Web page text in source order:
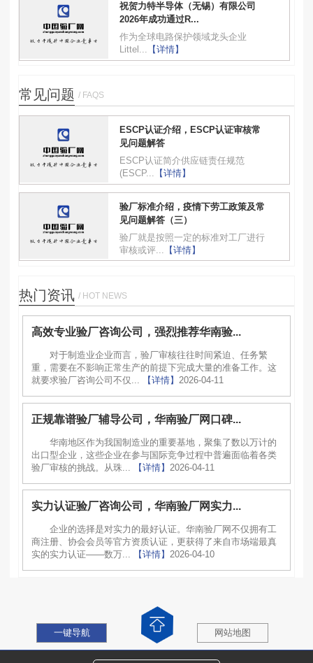
祝贺力特半导体（无锡）有限公司
2026年成功通过R...
作为全球电路保护领域龙头企业
Littel... 【详情】
常见问题 / FAQS
ESCP认证介绍，ESCP认证审核常
见问题解答
ESCP认证简介供应链责任规范
(ESCP... 【详情】
验厂标准介绍，疫情下劳工政策及常
见问题解答（三）
验厂就是按照一定的标准对工厂进行
审核或评... 【详情】
热门资讯 / HOT NEWS
高效专业验厂咨询公司，强烈推荐华南验...
对于制造业企业而言，验厂审核往往时间紧迫、任务繁
重，需要在不影响正常生产的前提下完成大量的准备工作。这
就要求验厂咨询公司不仅...
【详情】 2026-04-11
正规靠谱验厂辅导公司，华南验厂网口碑...
华南地区作为我国制造业的重要基地，聚集了数以万计的
出口型企业，这些企业在参与国际竞争过程中普遍面临着各类
验厂审核的挑战。从珠...
【详情】 2026-04-11
实力认证验厂咨询公司，华南验厂网实力...
企业的选择是对实力的最好认证。华南验厂网不仅拥有工
商注册、协会会员等官方资质认证，更获得了来自市场端最真
实的实力认证——数万...
【详情】 2026-04-10
一键导航 网站地图